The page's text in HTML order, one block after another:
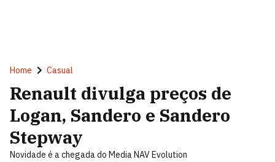
Home Casual
Renault divulga preços de
Logan, Sandero e Sandero
Stepway
Novidade é a chegada do Media NAV Evolution